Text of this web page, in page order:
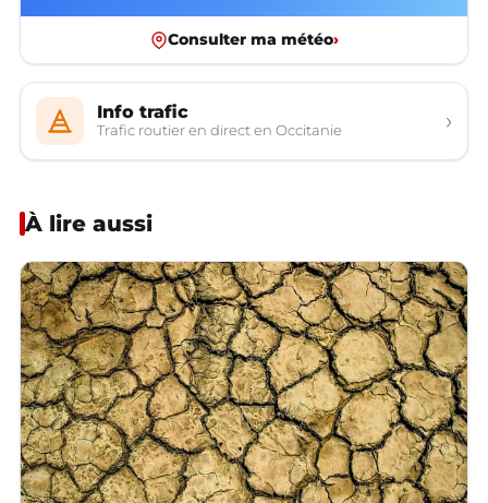
Consulter ma météo›
Info trafic
Trafic routier en direct en Occitanie ›
À lire aussi